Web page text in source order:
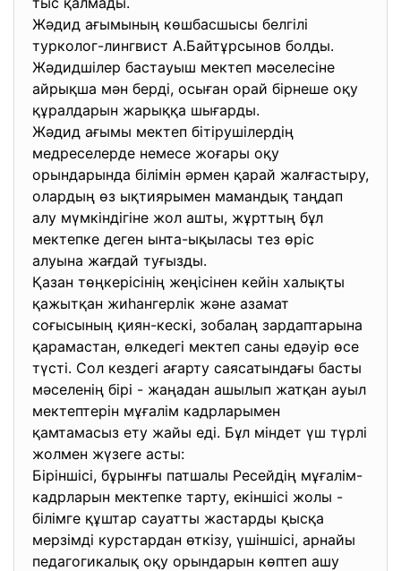
Жәдид ағымының көшбасшысы белгілі
турколог-лингвист А.Байтұрсынов болды.
Жәдидшілер бастауыш мектеп мәселесіне
айрықша мән берді, осыған орай бірнеше оқу
құралдарын жарыққа шығарды.
Жәдид ағымы мектеп бітірушілердің
медреселерде немесе жоғары оқу
орындарында білімін әрмен қарай жалғастыру,
олардың өз ықтиярымен мамандық таңдап
алу мүмкіндігіне жол ашты, жұрттың бұл
мектепке деген ынта-ықыласы тез өріс
алуына жағдай туғызды.
Қазан төңкерісінің жеңісінен кейін халықты
қажытқан жиһангерлік және азамат
соғысының қиян-кескі, зобалаң зардаптарына
қарамастан, өлкедегі мектеп саны едәуір өсе
түсті. Сол кездегі ағарту саясатындағы басты
мәселенің бірі - жаңадан ашылып жатқан ауыл
мектептерін мұғалім кадрларымен
қамтамасыз ету жайы еді. Бұл міндет үш түрлі
жолмен жүзеге асты:
Біріншісі, бұрынғы патшалы Ресейдің мұғалім-
кадрларын мектепке тарту, екіншісі жолы -
білімге құштар сауатты жастарды қысқа
мерзімді курстардан өткізу, үшіншісі, арнайы
педагогикалық оқу орындарын көптеп ашу